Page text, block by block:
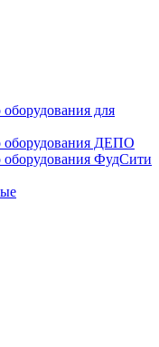
для
оборудования ДЕПО
оборудования ФудСити